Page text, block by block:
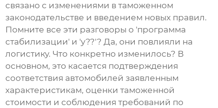
связано с изменениями в таможенном
законодательстве и введением новых правил.
Помните все эти разговоры о 'программа
стабилизации' и 'у??'? Да, они повлияли на
логистику. Что конкретно изменилось? В
основном, это касается подтверждения
соответствия автомобилей заявленным
характеристикам, оценки таможенной
стоимости и соблюдения требований по